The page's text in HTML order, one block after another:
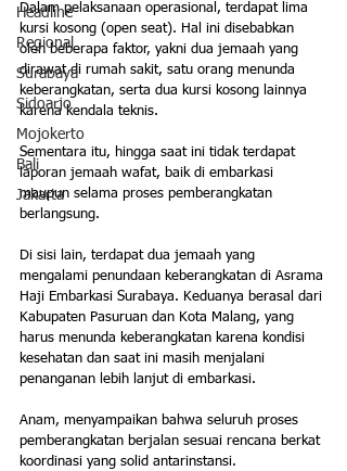
Headline
Regional
Surabaya
Sidoarjo
Mojokerto
Bali
Jakarta
Dalam pelaksanaan operasional, terdapat lima
kursi kosong (open seat). Hal ini disebabkan
oleh beberapa faktor, yakni dua jemaah yang
dirawat di rumah sakit, satu orang menunda
keberangkatan, serta dua kursi kosong lainnya
karena kendala teknis.
Sementara itu, hingga saat ini tidak terdapat
laporan jemaah wafat, baik di embarkasi
maupun selama proses pemberangkatan
berlangsung.
Di sisi lain, terdapat dua jemaah yang
mengalami penundaan keberangkatan di Asrama
Haji Embarkasi Surabaya. Keduanya berasal dari
Kabupaten Pasuruan dan Kota Malang, yang
harus menunda keberangkatan karena kondisi
kesehatan dan saat ini masih menjalani
penanganan lebih lanjut di embarkasi.
Anam, menyampaikan bahwa seluruh proses
pemberangkatan berjalan sesuai rencana berkat
koordinasi yang solid antarinstansi.